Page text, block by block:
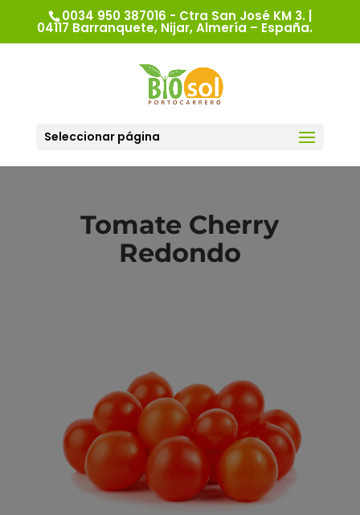
0034 950 387016 - Ctra San José KM 3. |
04117 Barranquete, Nijar, Almería – España.
Seleccionar página
Tomate Cherry
Redondo